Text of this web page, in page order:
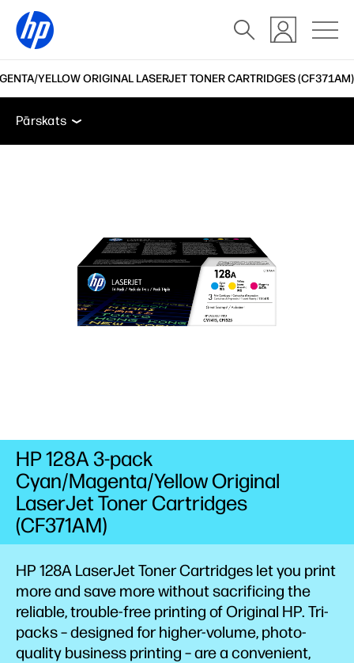
YELLOW ORIGINAL LASERJET TONER CARTRIDGES (CF371AM)
Pārskats
Atbalsts
Pārskats
HP 128A LaserJet Toner Cartridges let you print
more and save more without sacrificing the
reliable, trouble-free printing of Original HP. Tri-
packs – designed for higher-volume, photo-
quality business printing – are a convenient,
HP 128A 3-pack
Cyan/Magenta/Yellow Original
LaserJet Toner Cartridges
(CF371AM)